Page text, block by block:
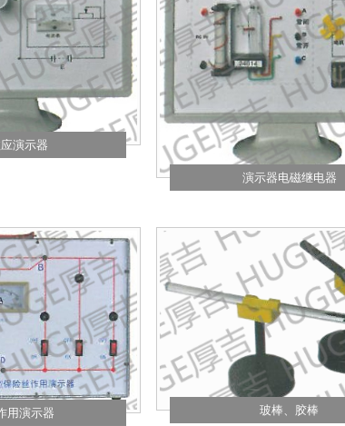
演示器
演示器电磁继电器
用演示器 玻棒、胶棒